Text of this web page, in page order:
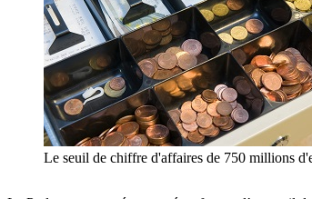
Le seuil de chiffre d'affaires de 750 millions